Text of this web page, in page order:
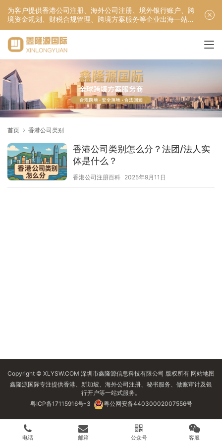
为客户提供香港公司注册、海外公司注册、境外银行账户、跨
境资金规划、财税合规管理、跨境方案服务等企业出海一站式
服务！
首页 香港公司类别
香港公司类别怎么分？法团/法人实
体是什么？
香港公司注册百科 2025年9月11日
Copyright © XLYSW.COM 深圳市鑫隆源信息科技有限公司 版权所有 网站地图
鑫隆源国际专注提供香港、新加坡、海外公司注册、秘书服务、做账审计及银
行开户等一站式服务。
粤ICP备17115916号-3
粤公网安备44030002007556号
电话 邮箱 公众号 客服